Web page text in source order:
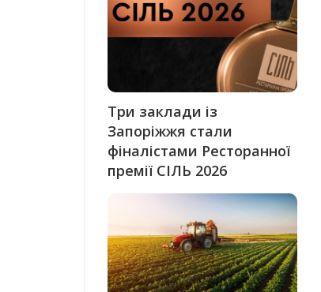
Три заклади із
Запоріжжя стали
фіналістами Ресторанної
премії СІЛЬ 2026